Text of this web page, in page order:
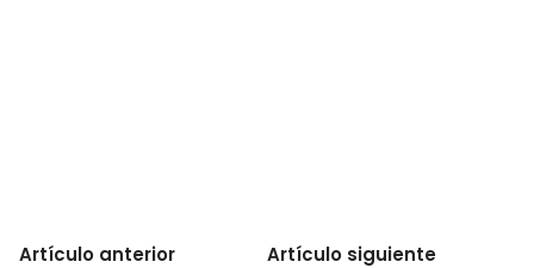
Artículo anterior Artículo siguiente